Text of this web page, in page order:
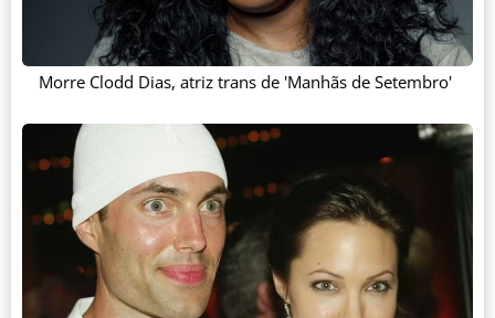
Morre Clodd Dias, atriz trans de 'Manhãs de Setembro'